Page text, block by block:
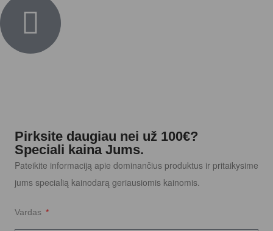
Pirksite daugiau nei už 100€?
Speciali kaina Jums.
Pateikite informaciją apie dominančius produktus ir pritaikysime
jums specialią kainodarą geriausiomis kainomis.
Vardas